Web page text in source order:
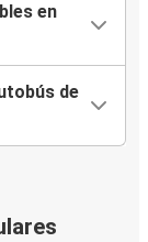
en
de